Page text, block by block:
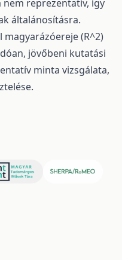
reprezentatív, így
általánosításra.
(R^2)
jövőbeni kutatási
minta vizsgálata,